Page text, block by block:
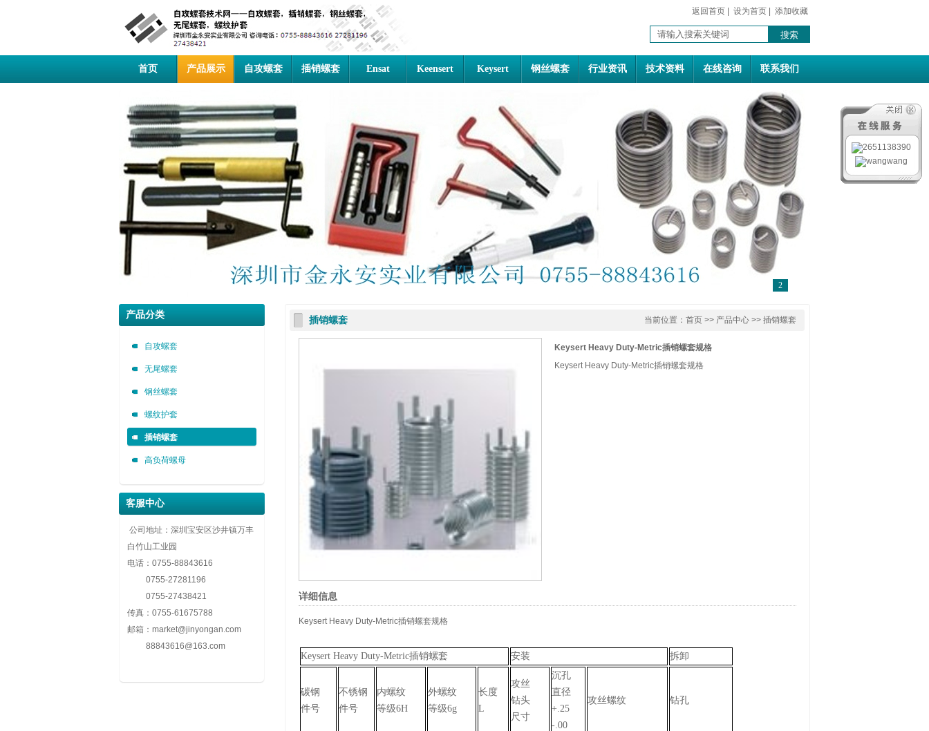
返回首页 设为首页 添加收藏
首页 产品展示 自攻螺套 插销螺套 Ensat Keensert Keysert 钢丝螺套 行业资讯 技术资料 在线咨询 联系我们
深圳市金永安装实业有限公司 0755-88843616
自攻螺套，无尾螺套，钢丝螺套，插销螺套厂家深圳市金永安装实业有限公司 0755-88843616
深圳市金永安装实业有限公司 0755-88843616
自攻螺套，无尾螺套，钢丝螺套，插销螺套厂家深圳市金永安装实业有限公司 0755-88843616
深圳市金永安装实业有限公司 0755-88843616
自攻螺套，无尾螺套，钢丝螺套，插销螺套厂家深圳市金永安装实业有限公司 0755-88843616
2
产品分类
自攻螺套
无尾螺套
钢丝螺套
螺纹护套
插销螺套
高负荷螺母
客服中心
公司地址：深圳宝安区沙井镇万丰
白竹山工业园
电话： 0755-88843616
0755-27281196
0755-27438421
传真： 0755-61675788
邮箱： market@jinyongan.com
88843616@163.com
插销螺套 当前位置： 首页 >> 产品中心 >> 插销螺套
Keysert Heavy Duty-Metric插销螺套规格
Keysert Heavy Duty-Metric插销螺套规格
详细信息
Keysert Heavy Duty-Metric插销螺套规格
Keysert Heavy Duty-Metric插销螺套 安装 拆卸
碳钢
件号
不锈钢
件号
内螺纹
等级6H
外螺纹
等级6g
长度
L
攻丝
钻头
尺寸
沉孔
直径
+.25
-.00
攻丝螺纹 钻孔